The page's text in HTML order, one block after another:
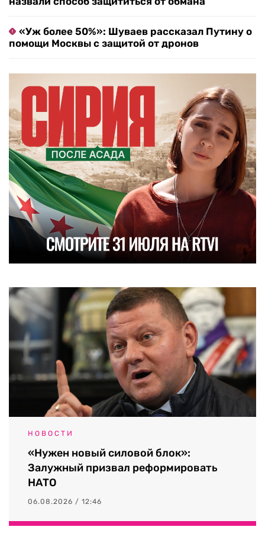
«Уж более 50%»: Шуваев рассказал Путину о
помощи Москвы с защитой от дронов
НОВОСТИ
«Нужен новый силовой блок»:
Залужный призвал реформировать
НАТО
06.08.2026 / 12:46